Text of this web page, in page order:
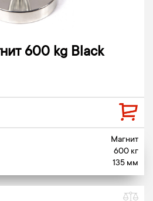
600 kg Black
Магнит
600 кг
135 мм